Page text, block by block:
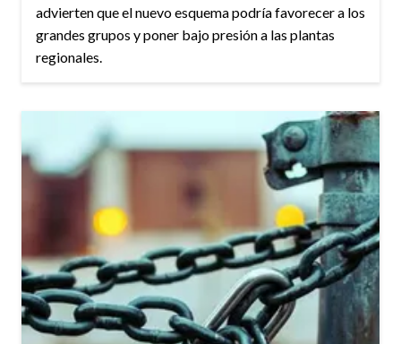
advierten que el nuevo esquema podría favorecer a los
grandes grupos y poner bajo presión a las plantas
regionales.